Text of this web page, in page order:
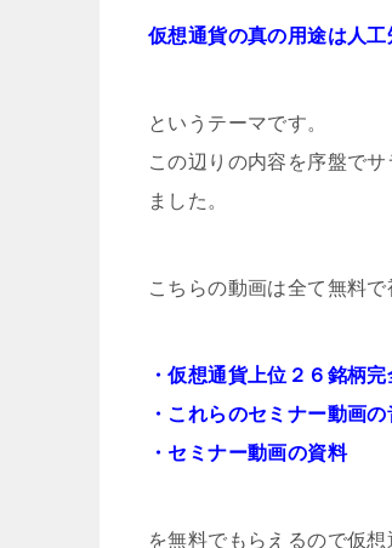
仮想通貨の真の用途は人
というテーマです。
この辺りの内容を序盤で
ました。
こちらの動画は全て無料
・仮想通貨上位２６銘柄
・これらのセミナー動画
・セミナー動画の資料
を無料でもらえるので仮